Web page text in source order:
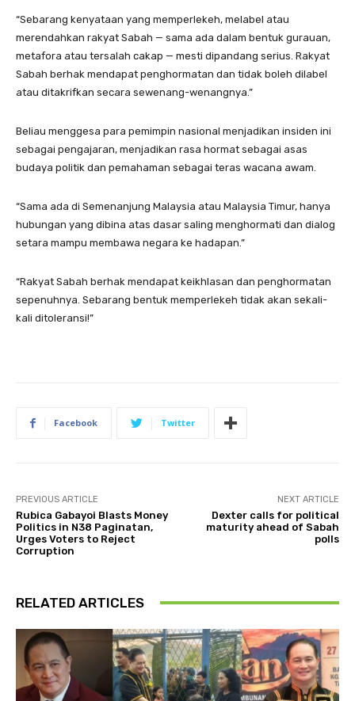
“Sebarang kenyataan yang memperlekeh, melabel atau
merendahkan rakyat Sabah — sama ada dalam bentuk gurauan,
metafora atau tersalah cakap — mesti dipandang serius. Rakyat
Sabah berhak mendapat penghormatan dan tidak boleh dilabel
atau ditakrifkan secara sewenang-wenangnya.”
Beliau menggesa para pemimpin nasional menjadikan insiden ini
sebagai pengajaran, menjadikan rasa hormat sebagai asas
budaya politik dan pemahaman sebagai teras wacana awam.
“Sama ada di Semenanjung Malaysia atau Malaysia Timur, hanya
hubungan yang dibina atas dasar saling menghormati dan dialog
setara mampu membawa negara ke hadapan.”
“Rakyat Sabah berhak mendapat keikhlasan dan penghormatan
sepenuhnya. Sebarang bentuk memperlekeh tidak akan sekali-
kali ditoleransi!”
Facebook Twitter
PREVIOUS ARTICLE
​Rubica Gabayoi Blasts Money
Politics in N38 Paginatan,
Urges Voters to Reject
Corruption
NEXT ARTICLE
Dexter calls for political
maturity ahead of Sabah
polls
RELATED ARTICLES